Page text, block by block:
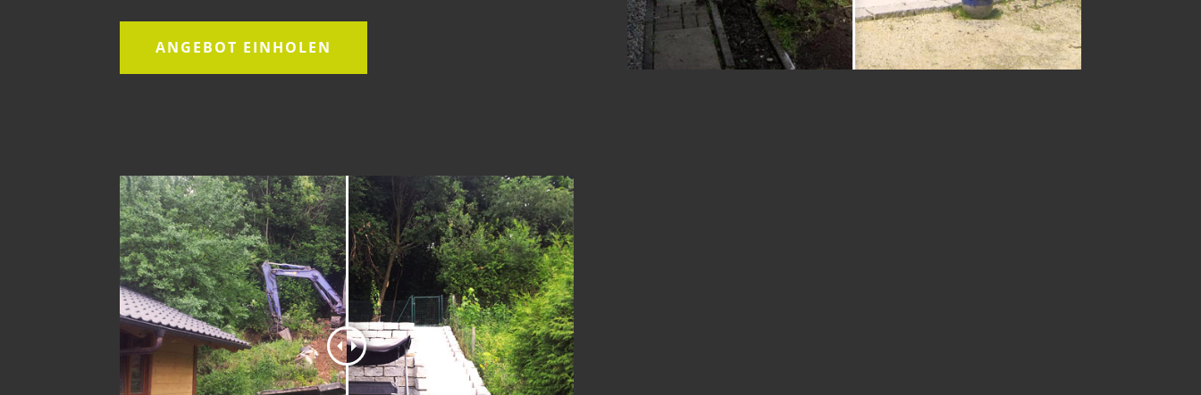
ANGEBOT EINHOLEN